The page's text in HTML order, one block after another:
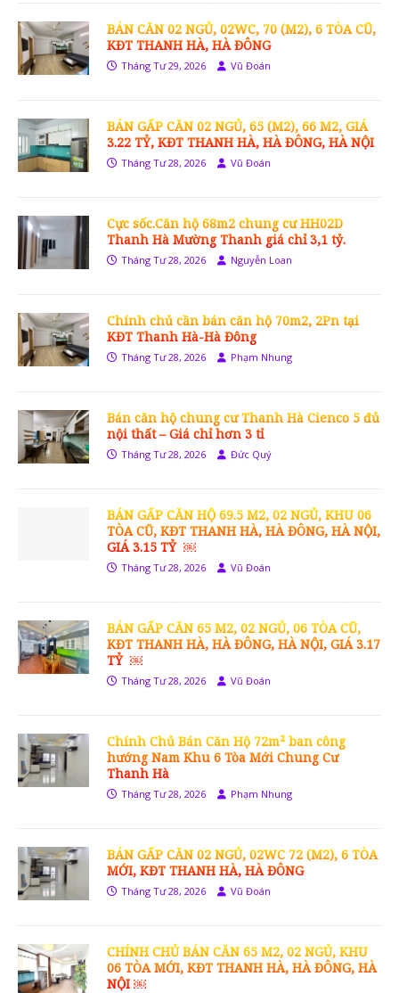
BÁN CĂN 02 NGỦ, 02WC, 70 (M2), 6 TÒA CŨ,
KĐT THANH HÀ, HÀ ĐÔNG
Tháng Tư 29, 2026 Vũ Đoán
BÁN GẤP CĂN 02 NGỦ, 65 (M2), 66 M2, GIÁ
3.22 TỶ, KĐT THANH HÀ, HÀ ĐÔNG, HÀ NỘI
Tháng Tư 28, 2026 Vũ Đoán
Cực sốc.Căn hộ 68m2 chung cư HH02D
Thanh Hà Mường Thanh giá chỉ 3,1 tỷ.
Tháng Tư 28, 2026 Nguyễn Loan
Chính chủ cần bán căn hộ 70m2, 2Pn tại
KĐT Thanh Hà-Hà Đông
Tháng Tư 28, 2026 Phạm Nhung
Bán căn hộ chung cư Thanh Hà Cienco 5 đủ
nội thất – Giá chỉ hơn 3 tỉ
Tháng Tư 28, 2026 Đức Quý
BÁN GẤP CĂN HỘ 69.5 M2, 02 NGỦ, KHU 06
TÒA CŨ, KĐT THANH HÀ, HÀ ĐÔNG, HÀ NỘI,
GIÁ 3.15 TỶ ￼
Tháng Tư 28, 2026 Vũ Đoán
BÁN GẤP CĂN 65 M2, 02 NGỦ, 06 TÒA CŨ,
KĐT THANH HÀ, HÀ ĐÔNG, HÀ NỘI, GIÁ 3.17
TỶ ￼
Tháng Tư 28, 2026 Vũ Đoán
Chính Chủ Bán Căn Hộ 72m² ban công
hướng Nam Khu 6 Tòa Mới Chung Cư
Thanh Hà
Tháng Tư 28, 2026 Phạm Nhung
BÁN GẤP CĂN 02 NGỦ, 02WC 72 (M2), 6 TÒA
MỚI, KĐT THANH HÀ, HÀ ĐÔNG
Tháng Tư 28, 2026 Vũ Đoán
CHÍNH CHỦ BÁN CĂN 65 M2, 02 NGỦ, KHU
06 TÒA MỚI, KĐT THANH HÀ, HÀ ĐÔNG, HÀ
NỘI ￼